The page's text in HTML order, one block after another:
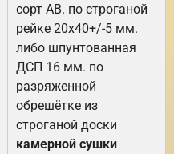
сорт АВ. по строганой
рейке 20х40+/-5 мм.
либо шпунтованная
ДСП 16 мм. по
разряженной
обрешётке из
строганой доски
камерной сушки